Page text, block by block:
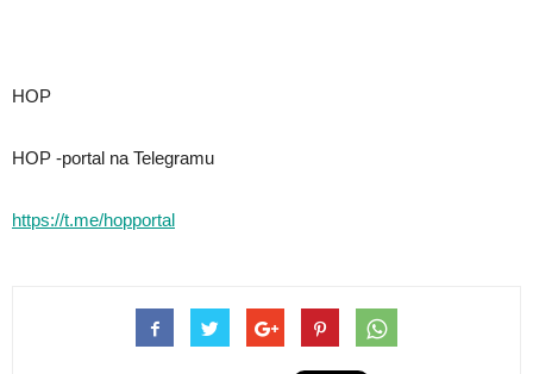
HOP
HOP -portal na Telegramu
https://t.me/hopportal